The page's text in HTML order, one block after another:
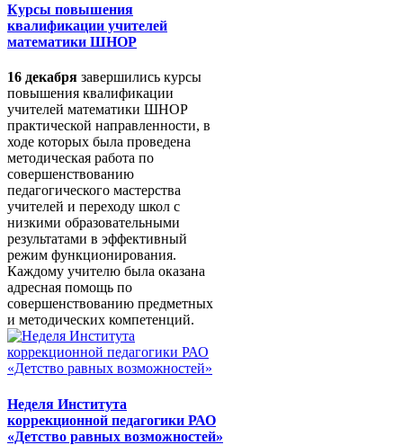
Курсы повышения
квалификации учителей
математики ШНОР
16 декабря завершились курсы
повышения квалификации
учителей математики ШНОР
практической направленности, в
ходе которых была проведена
методическая работа по
совершенствованию
педагогического мастерства
учителей и переходу школ с
низкими образовательными
результатами в эффективный
режим функционирования.
Каждому учителю была оказана
адресная помощь по
совершенствованию предметных
и методических компетенций.
Неделя Института
коррекционной педагогики РАО
«Детство равных возможностей»